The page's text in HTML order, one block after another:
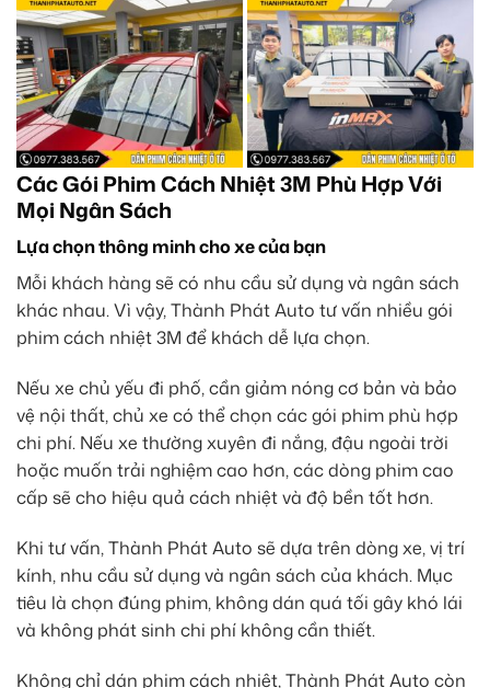
Các Gói Phim Cách Nhiệt 3M Phù Hợp Với
Mọi Ngân Sách
Lựa chọn thông minh cho xe của bạn
Mỗi khách hàng sẽ có nhu cầu sử dụng và ngân sách
khác nhau. Vì vậy, Thành Phát Auto tư vấn nhiều gói
phim cách nhiệt 3M để khách dễ lựa chọn.
Nếu xe chủ yếu đi phố, cần giảm nóng cơ bản và bảo
vệ nội thất, chủ xe có thể chọn các gói phim phù hợp
chi phí. Nếu xe thường xuyên đi nắng, đậu ngoài trời
hoặc muốn trải nghiệm cao hơn, các dòng phim cao
cấp sẽ cho hiệu quả cách nhiệt và độ bền tốt hơn.
Khi tư vấn, Thành Phát Auto sẽ dựa trên dòng xe, vị trí
kính, nhu cầu sử dụng và ngân sách của khách. Mục
tiêu là chọn đúng phim, không dán quá tối gây khó lái
và không phát sinh chi phí không cần thiết.
Không chỉ dán phim cách nhiệt, Thành Phát Auto còn